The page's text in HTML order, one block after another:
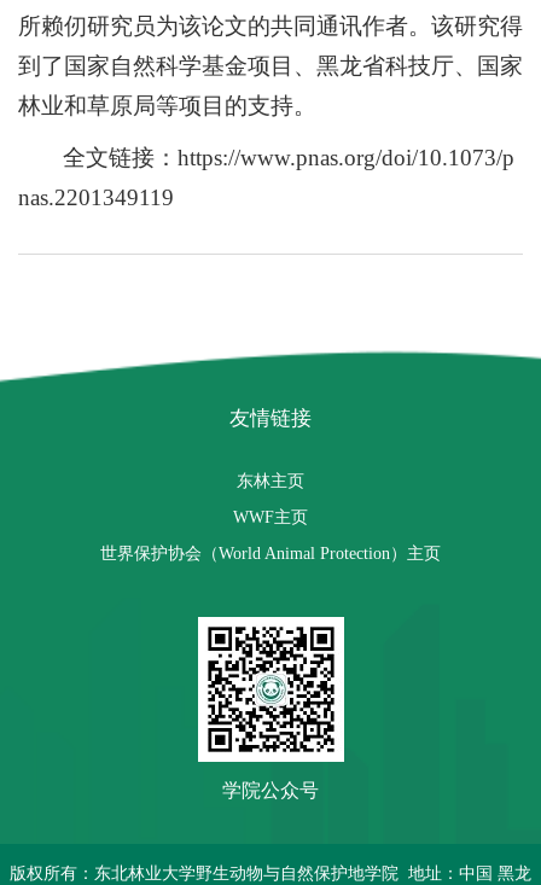
所赖仞研究员为该论文的共同通讯作者。该研究得
到了国家自然科学基金项目、黑龙省科技厅、国家
林业和草原局等项目的支持。
全文链接：https://www.pnas.org/doi/10.1073/p
nas.2201349119
友情链接
东林主页
WWF主页
世界保护协会（World Animal Protection）主页
学院公众号
版权所有：东北林业大学野生动物与自然保护地学院 地址：中国 黑龙